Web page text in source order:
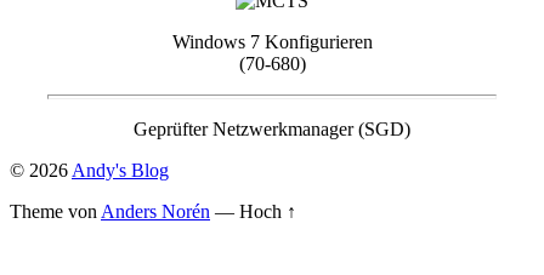
Windows 7 Konfigurieren
(70-680)
Geprüfter Netzwerkmanager (SGD)
© 2026 Andy's Blog
Theme von Anders Norén — Hoch ↑